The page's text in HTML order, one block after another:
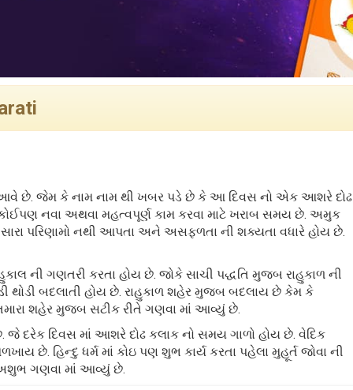
છે. જેમ કે નામ નામ થી ખબર પડે છે કે આ દિવસ નો એક આશરે દોઢ
નવા અથવા મહત્વપૂર્ણ કામ કરવા માટે ખરાબ સમય છે. અમુક
પરિણામો નથી આપતા અને અસફળતા ની શક્યતા વધારે હોય છે.
ની ગણતરી કરતા હોય છે. જોકે સાચી પદ્ધતિ મુજબ રાહુકાળ ની
થોડી બદલાતી હોય છે. રાહુકાળ શહેર મુજબ બદલાય છે કેમ કે
શહેર મુજબ સટીક રીતે ગણવા માં આવ્યું છે.
જે દરેક દિવસ માં આશરે દોઢ કલાક નો સમય ગાળો હોય છે. વેદિક
હિન્દુ ધર્મ માં કોઇ પણ શુભ કાર્ય કરતા પહેલા મુહૂર્ત જોવા ની
ગણવા માં આવ્યું છે.